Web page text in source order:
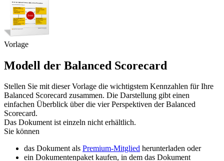
Vorlage
Modell der Balanced Scorecard
Stellen Sie mit dieser Vorlage die wichtigstem Kennzahlen für Ihre
Balanced Scorecard zusammen. Die Darstellung gibt einen
einfachen Überblick über die vier Perspektiven der Balanced
Scorecard.
Das Dokument ist einzeln nicht erhältlich.
Sie können
das Dokument als Premium-Mitglied herunterladen oder
ein Dokumentenpaket kaufen, in dem das Dokument